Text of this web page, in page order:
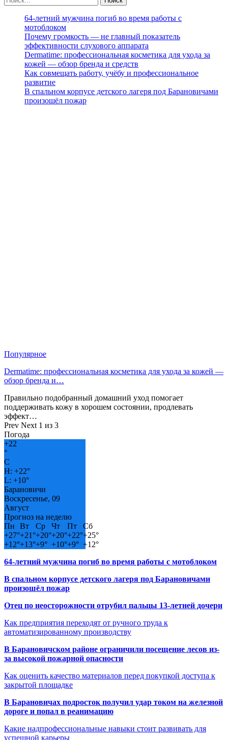
64-летний мужчина погиб во время работы с
мотоблоком
Почему громкость — не главный показатель
эффективности слухового аппарата
Dermatime: профессиональная косметика для ухода за
кожей — обзор бренда и средств
Как совмещать работу, учёбу и профессиональное
развитие
В спальном корпусе детского лагеря под Барановичами
произошёл пожар
Популярное
Dermatime: профессиональная косметика для ухода за кожей —
обзор бренда и…
Правильно подобранный домашний уход помогает
поддерживать кожу в хорошем состоянии, продлевать
эффект…
Prev Next 1 из 3
Погода
+22
°
C
H: +22°
L: +10°
Барановичи
Воскресенье, 09
Август
Прогноз на неделю
Пн
Вт Ср Чт Пт
Сб
+27°+21°+20°+20°+22°+25°
+12°+13°+9° +10°+9° +12°
64-летний мужчина погиб во время работы с мотоблоком
В спальном корпусе детского лагеря под Барановичами
произошёл пожар
Отец по неосторожности отрубил пальцы 13-летней дочери
Как предприятия переходят от ручного труда к
автоматизированному производству
В Барановичском районе ограничили посещение лесов из-
за высокой пожарной опасности
Как оценить качество материалов перед покупкой доступа к
закрытой площадке
В Барановичах подросток получил удар током на железной
дороге и попал в реанимацию
Какие надпрофессиональные навыки стоит развивать для
успешной карьеры